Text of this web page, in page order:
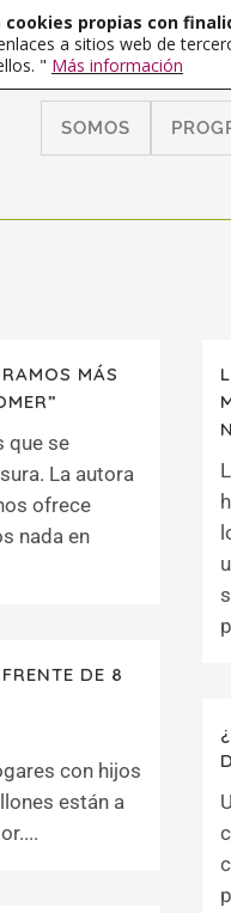
SOMOS
MÁS
que se
La autora
ofrece
nada en
DE 8
con hijos
están a
propias con
a sitios web de
" Más información